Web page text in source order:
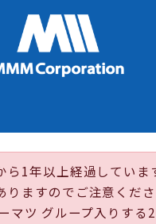
ら1年以上経過していま
りますのでご注意くださ
マツ グループ入りする